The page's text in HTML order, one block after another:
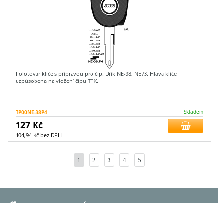
Polotovar klíče s přípravou pro čip. Dřík NE-38, NE73. Hlava klíče
uzpůsobena na vložení čipu TPX.
TP00NE-38P4 Skladem
127 Kč
104,94 Kč bez DPH
1 2 3 4 5